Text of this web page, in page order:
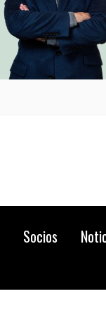
Socios